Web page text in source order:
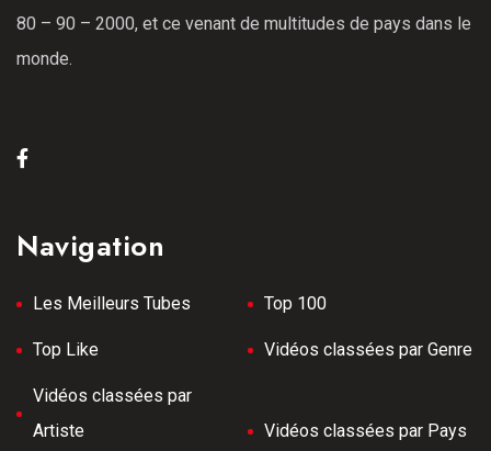
80 – 90 – 2000, et ce venant de multitudes de pays dans le
monde.
Navigation
Les Meilleurs Tubes Top 100
Top Like Vidéos classées par Genre
Vidéos classées par
Artiste
Vidéos classées par Pays